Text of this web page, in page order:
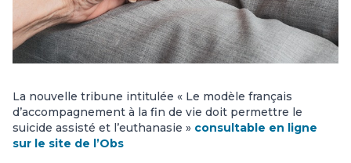
La nouvelle tribune intitulée « Le modèle français
d’accompagnement à la fin de vie doit permettre le
suicide assisté et l’euthanasie » consultable en ligne
sur le site de l’Obs